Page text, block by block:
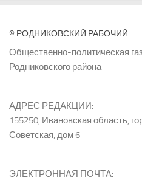
© РОДНИКОВСКИЙ РАБОЧИЙ
Общественно-политическая
Родниковского района
АДРЕС РЕДАКЦИИ:
155250, Ивановская область,
Советская, дом 6
ЭЛЕКТРОННАЯ ПОЧТА: